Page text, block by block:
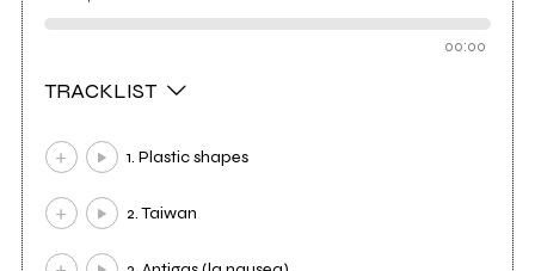
00:00
TRACKLIST
1. Plastic shapes
2. Taiwan